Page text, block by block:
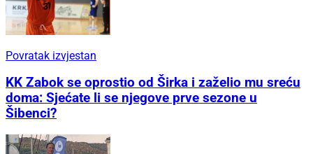
Povratak izvjestan
KK Zabok se oprostio od Širka i zaželio mu sreću
doma: Sjećate li se njegove prve sezone u
Šibenci?